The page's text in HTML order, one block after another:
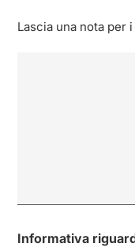
Lascia una nota per
Informativa